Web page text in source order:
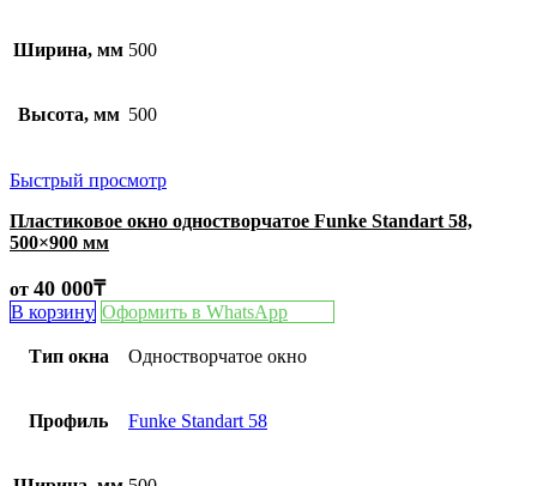
Ширина, мм 500
Высота, мм 500
Быстрый просмотр
Пластиковое окно одностворчатое Funke Standart 58,
500×900 мм
от 40 000₸
В корзину Оформить в WhatsApp
Тип окна Одностворчатое окно
Профиль Funke Standart 58